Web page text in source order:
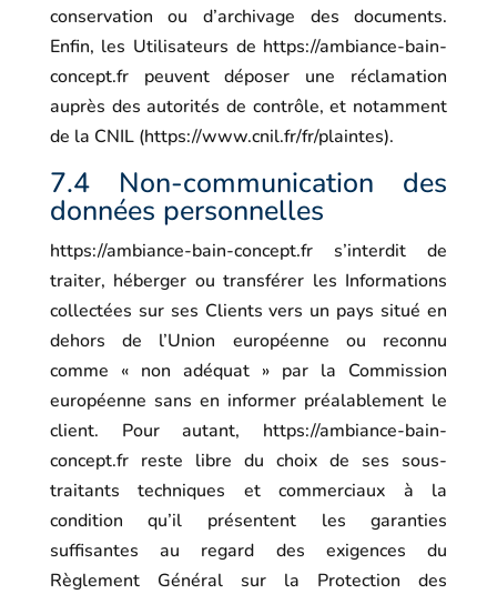
conservation ou d’archivage des documents.
Enfin, les Utilisateurs de https://ambiance-bain-
concept.frpeuvent déposer une réclamation
auprès des autorités de contrôle, et notamment
de la CNIL (https://www.cnil.fr/fr/plaintes).
7.4 Non-communication des
données personnelles
https://ambiance-bain-concept.frs’interdit de
traiter, héberger ou transférer les Informations
collectées sur ses Clients vers un pays situé en
dehors de l’Union européenne ou reconnu
comme « non adéquat » par la Commission
européenne sans en informer préalablement le
client. Pour autant, https://ambiance-bain-
concept.frreste libre du choix de ses sous-
traitants techniques et commerciaux à la
condition qu’il présentent les garanties
suffisantes au regard des exigences du
Règlement Général sur la Protection des